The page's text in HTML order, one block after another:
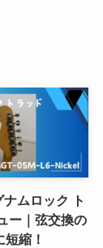
ムロック ト
ー｜弦交換の
縮！